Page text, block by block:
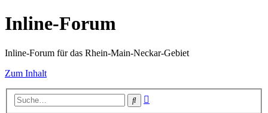
Inline-Forum
Inline-Forum für das Rhein-Main-Neckar-Gebiet
Zum Inhalt
Suche